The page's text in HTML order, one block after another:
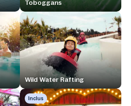
Toboggans
Wild Water Rafting
Inclus